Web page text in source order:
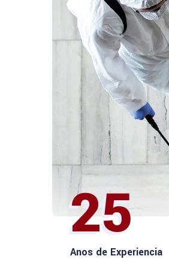
25
Anos de Experiencia